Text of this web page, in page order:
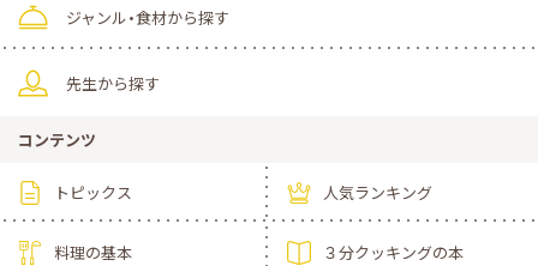
ジャンル・食材から探す
先生から探す
コンテンツ
トピックス 人気ランキング
料理の基本 ３分クッキングの本